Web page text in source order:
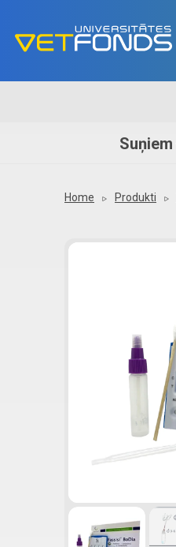
Suņiem
Home Produkti